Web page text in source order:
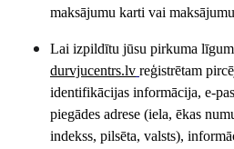
maksājumu karti vai
Lai izpildītu jūsu pirkuma
durvjucentrs.lv reģistrētam
identifikācijas informācija, e-
piegādes adrese (iela, ēkas
indekss, pilsēta, valsts),